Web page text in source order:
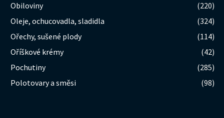
Obiloviny
(220)
Oleje, ochucovadla, sladidla
(324)
Ořechy, sušené plody
(114)
Oříškové krémy
(42)
Pochutiny
(285)
Polotovary a směsi
(98)